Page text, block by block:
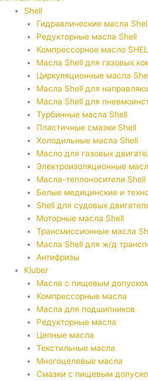
Shell
Гидравлические масла
Редукторные масла Shell
Компрессорное масло
Масла Shell для газовых
Циркуляционные масла
Масла Shell для
Масла Shell для
Турбинные масла Shell
Пластичные смазки Shell
Холодильные масла Shell
Масло для газовых
Электроизоляционные
Масла-теплоносители Shell
Белые медицинские и
Shell для судовых
Моторные масла Shell
Трансмиссионные масла
Масла Shell для ж/д
Антифризы
Kluber
Масла с пищевым
Компрессорные масла
Масла для подшипников
Редукторные масла
Цепные масла
Текстильные масла
Многоцелевые масла
Смазки с пищевым